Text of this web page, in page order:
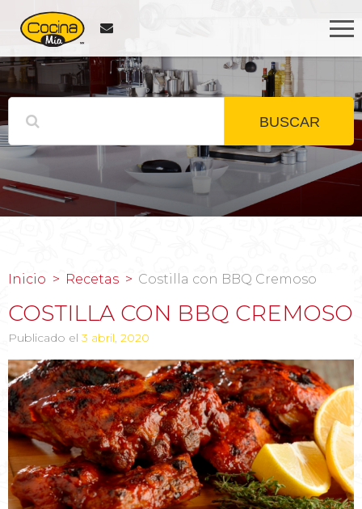
BUSCAR
Inicio Recetas Costilla con BBQ Cremoso
COSTILLA CON BBQ CREMOSO
Publicado el 3 abril, 2020